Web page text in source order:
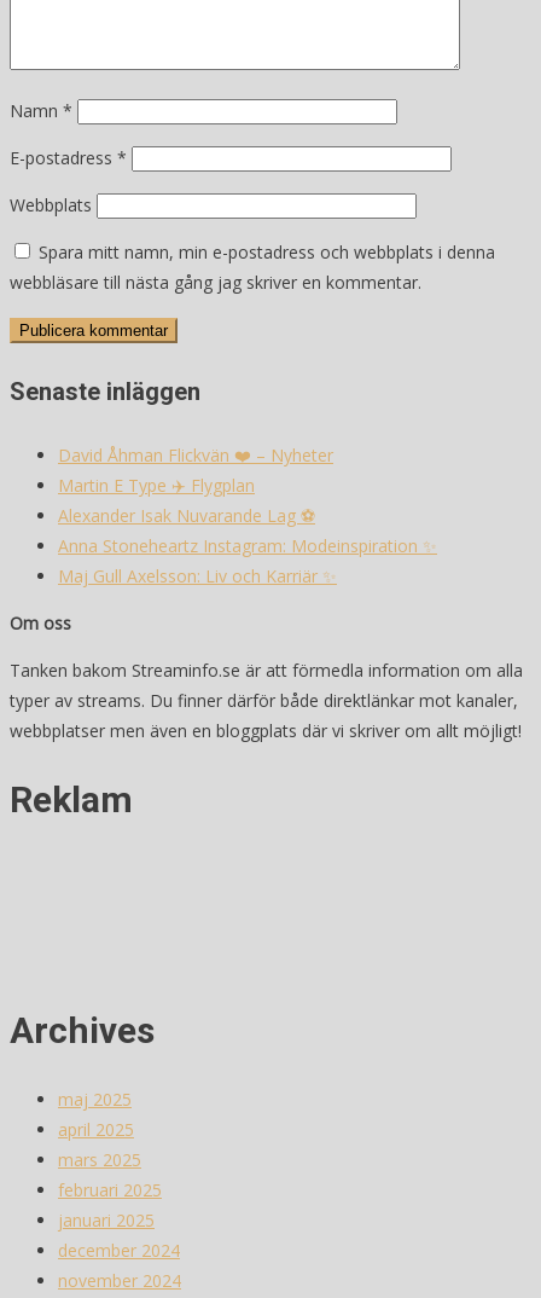
Namn *
E-postadress *
Webbplats
Spara mitt namn, min e-postadress och webbplats i denna
webbläsare till nästa gång jag skriver en kommentar.
Senaste inläggen
David Åhman Flickvän ❤️ – Nyheter
Martin E Type ✈️ Flygplan
Alexander Isak Nuvarande Lag ⚽️
Anna Stoneheartz Instagram: Modeinspiration ✨
Maj Gull Axelsson: Liv och Karriär ✨
Om oss
Tanken bakom Streaminfo.se är att förmedla information om alla
typer av streams. Du finner därför både direktlänkar mot kanaler,
webbplatser men även en bloggplats där vi skriver om allt möjligt!
Reklam
Archives
maj 2025
april 2025
mars 2025
februari 2025
januari 2025
december 2024
november 2024